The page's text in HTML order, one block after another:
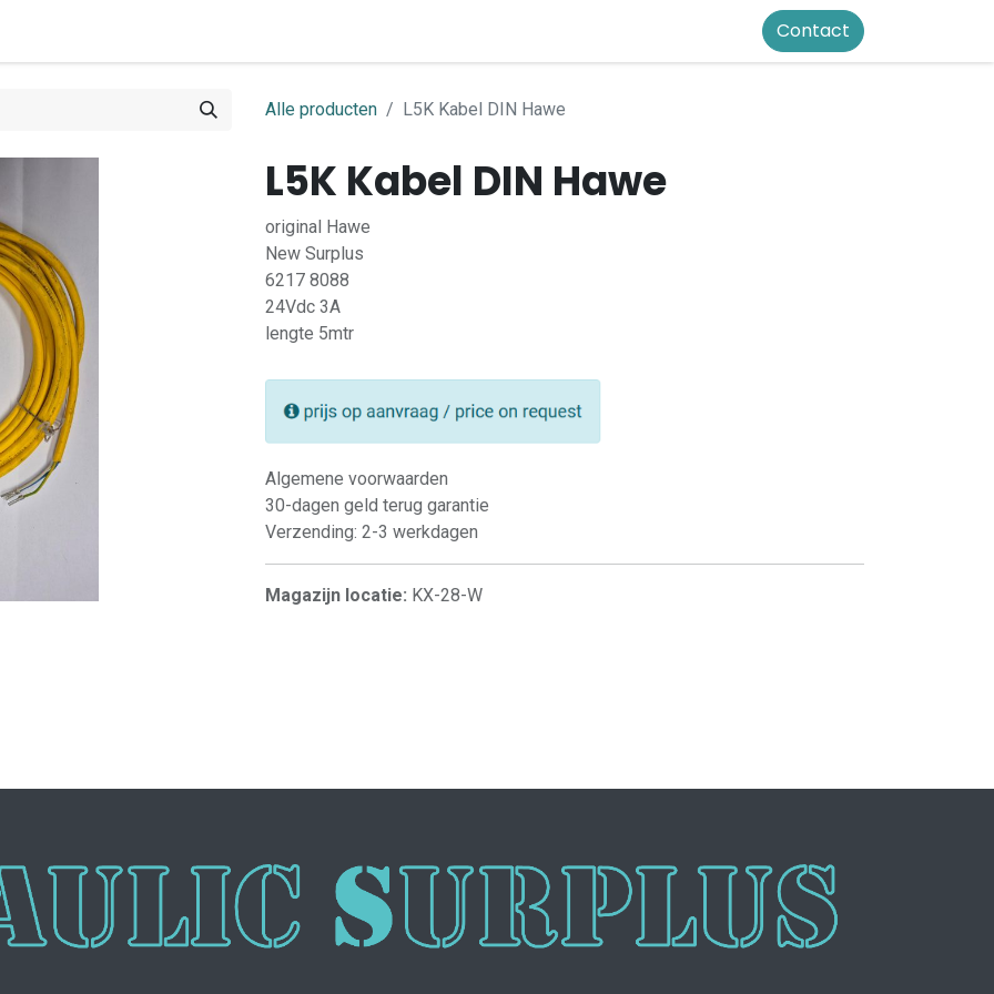
Contact
Alle producten L5K Kabel DIN Hawe
L5K Kabel DIN Hawe
original Hawe
New Surplus
6217 8088
24Vdc 3A
lengte 5mtr
Algemene voorwaarden
30-dagen geld terug garantie
Verzending: 2-3 werkdagen
Magazijn locatie: KX-28-W